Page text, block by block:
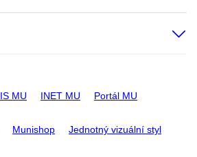
IS MU INET MU Portál MU
Munishop Jednotný vizuální styl